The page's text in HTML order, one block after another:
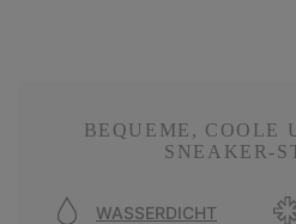
BEQUEME, COOLE
SNEAKER-
WASSERDICHT